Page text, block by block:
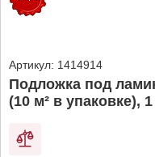
Артикул: 1414914
Подложка под
(10 м² в упаковке),